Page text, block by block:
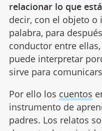
relacionar lo que
decir, con el objeto o
palabra, para
conductor entre
puede interpretar
sirve para
Por ello los cuentos
instrumento de
padres. Los relatos